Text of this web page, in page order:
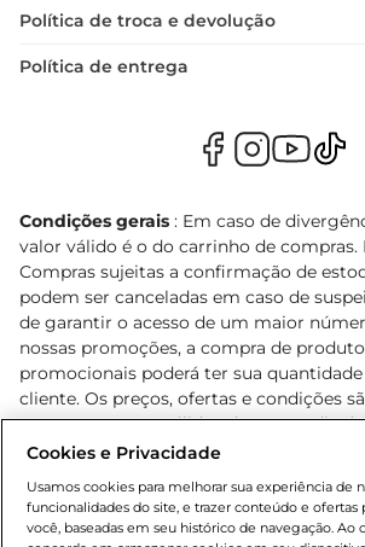
Política de troca e devolução
Política de entrega
Condições gerais : Em caso de
valor válido é o do carrinho de compras.
Compras sujeitas a confirmação de
podem ser canceladas em caso de
de garantir o acesso de um maior
nossas promoções, a compra de
promocionais poderá ter sua
cliente. Os preços, ofertas e condições
o e-commerce e válidos durante o dia
sofrer alterações sem prévia notificação.
Lei n.º 8069/90, art. 81, inciso II (Estatuto
Adolescente). Preços e condições
Cookies e Privacidade
Usamos cookies para melhorar sua experiência de
funcionalidades do site, e trazer conteúdo e ofertas
você, baseadas em seu histórico de navegação. Ao